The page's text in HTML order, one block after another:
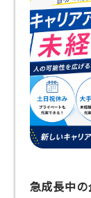
急成長中